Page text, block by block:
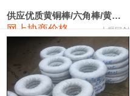
1#电解锰 18,800—19,000
1#铬 60,000—82,000
2202#硅 14,100—14,300
553#硅 9,200—9,400
供应优质黄铜棒/六角棒/黄铜方板
网上协商价格 十堰同创